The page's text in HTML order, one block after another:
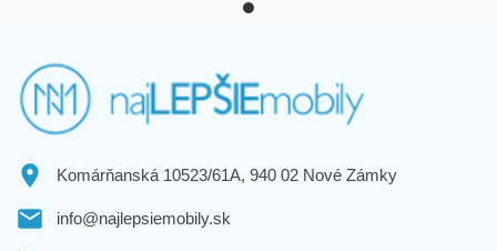
Komárňanská 10523/61A, 940 02 Nové Zámky
info@najlepsiemobily.sk